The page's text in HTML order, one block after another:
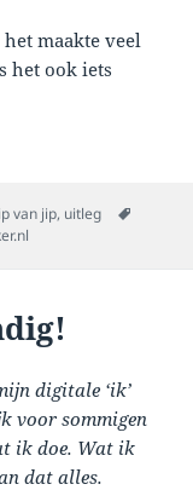
maakte veel
het ook iets
van jip, uitleg
digitale ‘ik’
voor sommigen
ik doe. Wat ik
dat alles.